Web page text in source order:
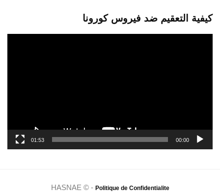
كيفية التعقيم ضد فيروس كورونا
00:00
01:53
HASNAE © - Politique de Confidentialite